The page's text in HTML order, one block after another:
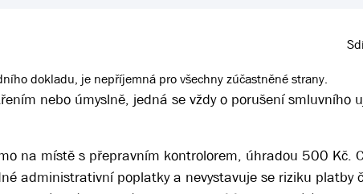
dokladu, je nepříjemná pro všechny zúčastněné strany.
nebo úmyslně, jedná se vždy o porušení smluvního
na místě s přepravním kontrolorem, úhradou 500 Kč.
administrativní poplatky a nevystavuje se riziku platby